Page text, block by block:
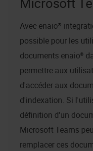
Avec enaio®
possible pour les
documents enaio®
permettre aux
d'accéder aux
d'indexation. Si
définition d'un
Microsoft Teams
remplacer ces